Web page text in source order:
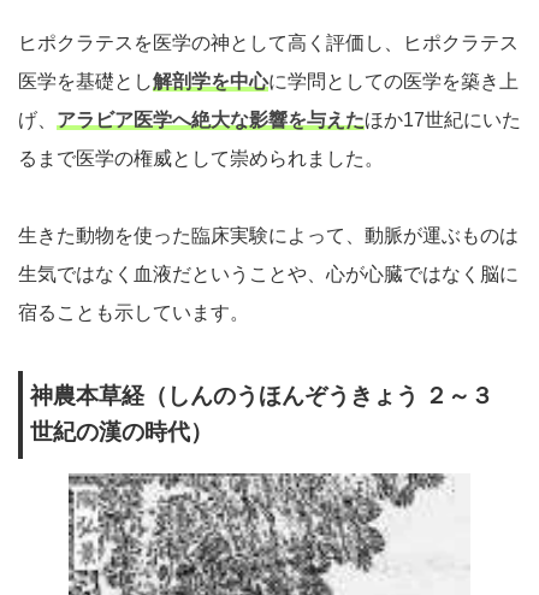
ヒポクラテスを医学の神として高く評価し、ヒポクラテス
医学を基礎とし解剖学を中心に学問としての医学を築き上
げ、 アラビア医学へ絶大な影響を与えたほか17世紀にいた
るまで医学の権威として崇められました。
生きた動物を使った臨床実験によって、動脈が運ぶものは
生気ではなく血液だということや、心が心臓ではなく脳に
宿ることも示しています。
神農本草経（しんのうほんぞうきょう ２～３
世紀の漢の時代）